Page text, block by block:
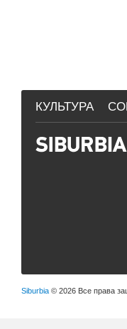
КУЛЬТУРА
Siburbia © 2026 Все права